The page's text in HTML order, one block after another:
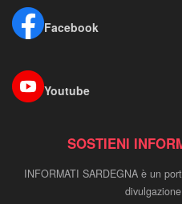
Facebook
Youtube
SOSTIENI
INFORMATI SARDEGNA è un